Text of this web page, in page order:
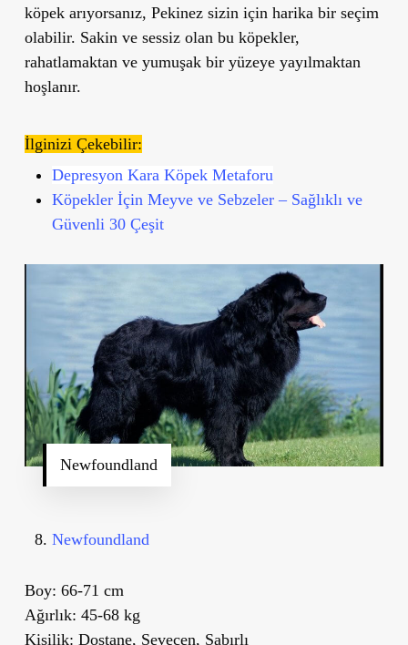
köpek arıyorsanız, Pekinez sizin için harika bir seçim
olabilir. Sakin ve sessiz olan bu köpekler,
rahatlamaktan ve yumuşak bir yüzeye yayılmaktan
hoşlanır.
İlginizi Çekebilir:
Depresyon Kara Köpek Metaforu
Köpekler İçin Meyve ve Sebzeler – Sağlıklı ve
Güvenli 30 Çeşit
Newfoundland
Newfoundland
Boy: 66-71 cm
Ağırlık: 45-68 kg
Kişilik: Dostane, Sevecen, Sabırlı